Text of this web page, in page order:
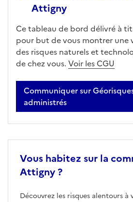
Attigny
Ce tableau de bord délivré à
pour but de vous montrer une
des risques naturels et
de chez vous. Voir les CGU
Communiquer sur
administrés
Vous habitez sur la
Attigny ?
Découvrez les risques alentours à